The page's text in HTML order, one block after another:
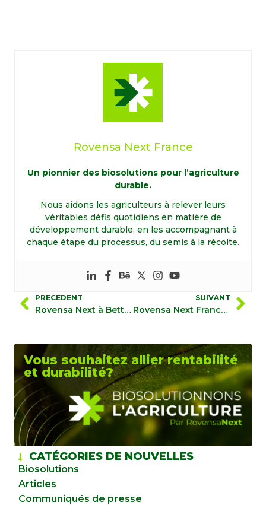
Rovensa Next France
Un pionnier des biosolutions pour l’agriculture
durable.
Nous aidons les agriculteurs à relever leurs
véritables défis quotidiens en matière de
développement durable, en les accompagnant à
chaque étape du processus, du semis à la récolte.
PRECEDENT
Rovensa Next à Betteravenir le 25 et 26 Octobre
SUIVANT
Rovensa Next France enrichit sa gamme d’adjuvants avec Acifia
Vous souhaitez allier rentabilité
et durabilité?
CATÉGORIES DE NOUVELLES
Biosolutions
Articles
Communiqués de presse